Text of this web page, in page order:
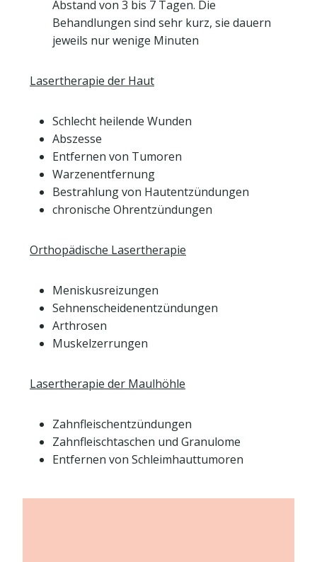
Abstand von 3 bis 7 Tagen. Die
Behandlungen sind sehr kurz, sie dauern
jeweils nur wenige Minuten
Lasertherapie der Haut
Schlecht heilende Wunden
Abszesse
Entfernen von Tumoren
Warzenentfernung
Bestrahlung von Hautentzündungen
chronische Ohrentzündungen
Orthopädische Lasertherapie
Meniskusreizungen
Sehnenscheidenentzündungen
Arthrosen
Muskelzerrungen
Lasertherapie der Maulhöhle
Zahnfleischentzündungen
Zahnfleischtaschen und Granulome
Entfernen von Schleimhauttumoren